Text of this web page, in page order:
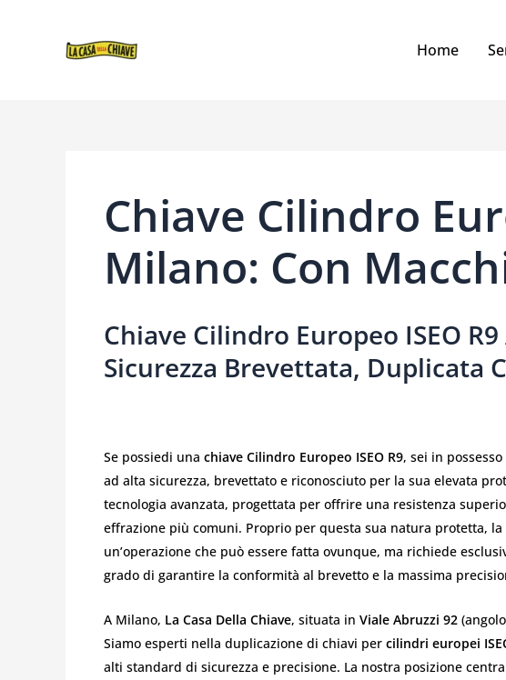
CONTENUTO
Home
Chiave Cilindro
Milano: Con
Chiave Cilindro Europeo ISEO
Sicurezza Brevettata, Duplicata
Se possiedi una chiave Cilindro Europeo ISEO R9, sei in
ad alta sicurezza, brevettato e riconosciuto per la sua elevata
tecnologia avanzata, progettata per offrire una resistenza
effrazione più comuni. Proprio per questa sua natura protetta, la
un’operazione che può essere fatta ovunque, ma richiede
grado di garantire la conformità al brevetto e la massima
A Milano, La Casa Della Chiave, situata in Viale Abruzzi 92
Siamo esperti nella duplicazione di chiavi per cilindri europei
alti standard di sicurezza e precisione. La nostra posizione